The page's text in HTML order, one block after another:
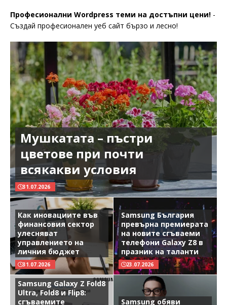
Професионални Wordpress теми на достъпни цени! -
Създай професионален уеб сайт бързо и лесно!
Мушкатата – пъстри
цветове при почти
всякакви условия
31.07.2026
Как иновациите във
финансовия сектор
улесняват
управлението на
личния бюджет
31.07.2026
Samsung България
превърна премиерата
на новите сгъваеми
телефони Galaxy Z8 в
празник на таланти
23.07.2026
Samsung Galaxy Z Fold8
Ultra, Fold8 и Flip8:
сгъваемите
Samsung обяви